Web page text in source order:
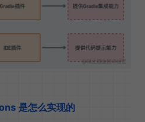
是怎么实现的